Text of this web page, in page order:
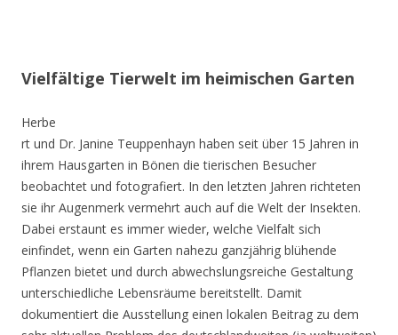
Vielfältige Tierwelt im heimischen Garten
Herbe
rt und Dr. Janine Teuppenhayn haben seit über 15 Jahren in
ihrem Hausgarten in Bönen die tierischen Besucher
beobachtet und fotografiert. In den letzten Jahren richteten
sie ihr Augenmerk vermehrt auch auf die Welt der Insekten.
Dabei erstaunt es immer wieder, welche Vielfalt sich
einfindet, wenn ein Garten nahezu ganzjährig blühende
Pflanzen bietet und durch abwechslungsreiche Gestaltung
unterschiedliche Lebensräume bereitstellt. Damit
dokumentiert die Ausstellung einen lokalen Beitrag zu dem